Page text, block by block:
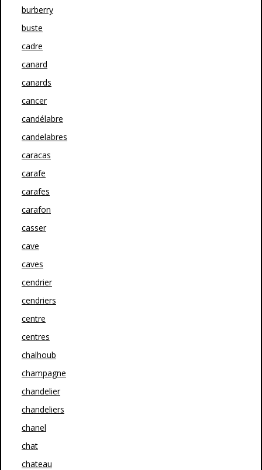
burberry
buste
cadre
canard
canards
cancer
candélabre
candelabres
caracas
carafe
carafes
carafon
casser
cave
caves
cendrier
cendriers
centre
centres
chalhoub
champagne
chandelier
chandeliers
chanel
chat
chateau